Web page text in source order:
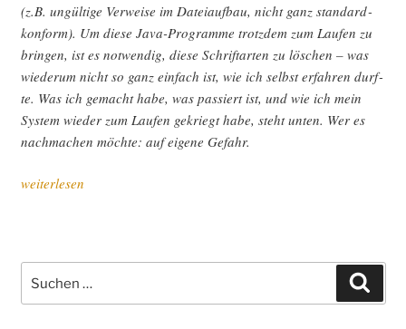
(z.B. ungül­ti­ge Ver­wei­se im Datei­auf­bau, nicht ganz stan­dard­
kon­form). Um die­se Java-Pro­gram­me trotz­dem zum Lau­fen zu
brin­gen, ist es not­wen­dig, die­se Schrift­ar­ten zu löschen – was
wie­der­um nicht so ganz ein­fach ist, wie ich selbst erfah­ren durf­
te. Was ich gemacht habe, was pas­siert ist, und wie ich mein
Sys­tem wie­der zum Lau­fen gekriegt habe, steht unten. Wer es
nach­ma­chen möch­te: auf eige­ne Gefahr.
„F4,
Kor­
rup­
weiterlesen
nach: